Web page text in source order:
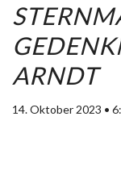
ARNDT
14. Oktober 2023 •